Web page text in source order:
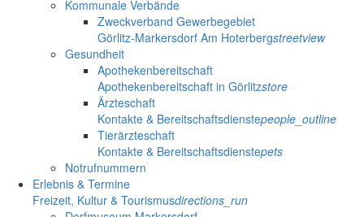
Kommunale Verbände
Zweckverband Gewerbegebiet
Görlitz-Markersdorf Am Hoterbergstreetview
Gesundheit
Apothekenbereitschaft
Apothekenbereitschaft in Görlitzstore
Ärzteschaft
Kontakte & Bereitschaftsdienstepeople_outline
Tierärzteschaft
Kontakte & Bereitschaftsdienstepets
Notrufnummern
Erlebnis & Termine
Freizeit, Kultur & Tourismusdirections_run